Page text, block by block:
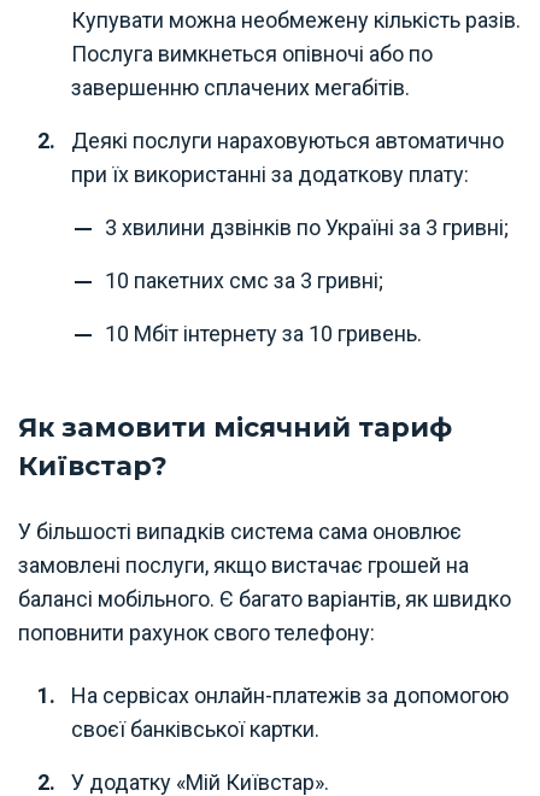
Купувати можна необмежену кількість разів.
Послуга вимкнеться опівночі або по
завершенню сплачених мегабітів.
Деякі послуги нараховуються автоматично
при їх використанні за додаткову плату:
3 хвилини дзвінків по Україні за 3 гривні;
10 пакетних смс за 3 гривні;
10 Мбіт інтернету за 10 гривень.
Як замовити місячний тариф
Київстар?
У більшості випадків система сама оновлює
замовлені послуги, якщо вистачає грошей на
балансі мобільного. Є багато варіантів, як швидко
поповнити рахунок свого телефону:
На сервісах онлайн-платежів за допомогою
своєї банківської картки.
У додатку «Мій Київстар».